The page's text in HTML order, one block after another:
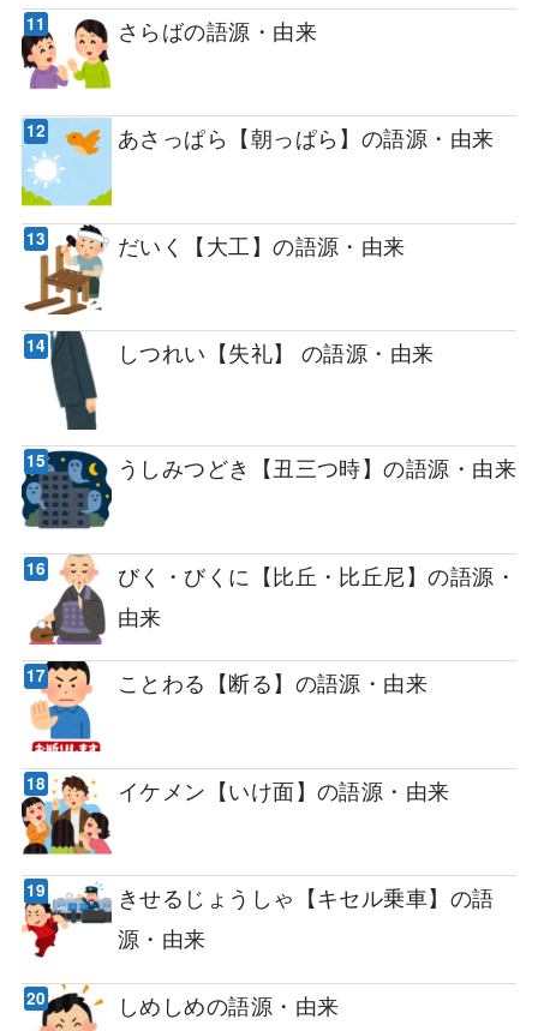
さらばの語源・由来
あさっぱら【朝っぱら】の語源・由来
だいく【大工】の語源・由来
しつれい【失礼】 の語源・由来
うしみつどき【丑三つ時】の語源・由来
びく・びくに【比丘・比丘尼】の語源・
由来
ことわる【断る】の語源・由来
イケメン【いけ面】の語源・由来
きせるじょうしゃ【キセル乗車】の語
源・由来
しめしめの語源・由来